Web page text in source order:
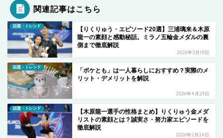
関連記事はこちら
話題・トレンド
【りくりゅう・エピソード20選】三浦璃来＆木原
龍一の素顔と感動秘話。ミラノ五輪金メダルの裏
側まで徹底解説
2026年2月18日
話題・トレンド
「ポケとも」は一人暮らしにおすすめ？実際のメ
リット・デメリットを解説
2026年4月23日
話題・トレンド
【木原龍一選手の性格まとめ】りくりゅう金メダ
リストの素顔とは？誠実さ・努力家エピソードを
徹底解説
2026年2月24日